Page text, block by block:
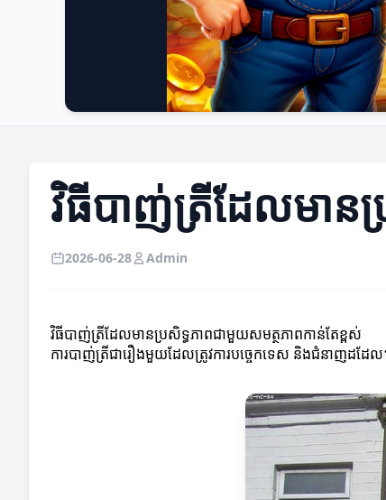
វិធីបាញ់ត្រីដែលមាន
2026-06-28 Admin
វិធីបាញ់ត្រីដែលមានប្រសិទ្ធភាពជាមួយសមត្ថភាពកាន់តែខ្ពស់
ការបាញ់ត្រីជារឿងមួយដែលត្រូវការបច្ចេកទេស និងជំនាញដដែល